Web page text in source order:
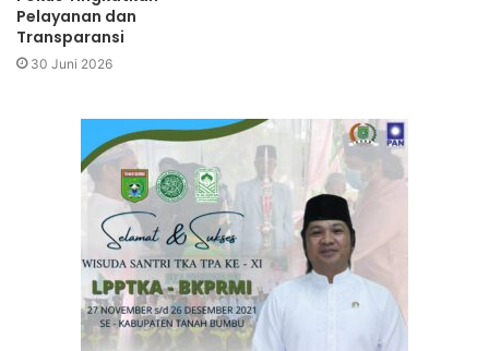
Pelayanan dan
Transparansi
30 Juni 2026